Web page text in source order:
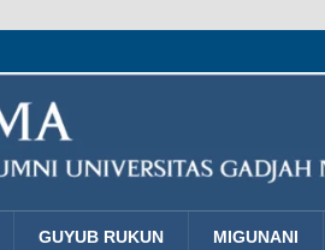
GUYUB RUKUN MIGUNANI